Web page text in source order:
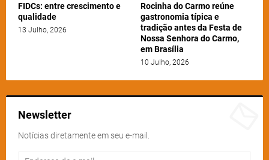
FIDCs: entre crescimento e
qualidade
13 Julho, 2026
Rocinha do Carmo reúne
gastronomia típica e
tradição antes da Festa de
Nossa Senhora do Carmo,
em Brasília
10 Julho, 2026
Newsletter
Notícias diretamente em seu e-mail.